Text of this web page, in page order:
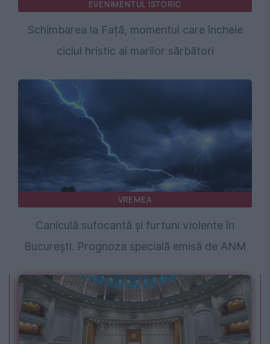
EVENIMENTUL ISTORIC
Schimbarea la Față, momentul care încheie
ciclul hristic al marilor sărbători
VREMEA
Caniculă sufocantă și furtuni violente în
București. Prognoza specială emisă de ANM